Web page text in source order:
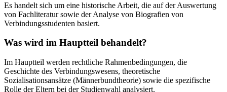
Es handelt sich um eine historische Arbeit, die auf der Auswertung
von Fachliteratur sowie der Analyse von Biografien von
Verbindungsstudenten basiert.
Was wird im Hauptteil behandelt?
Im Hauptteil werden rechtliche Rahmenbedingungen, die
Geschichte des Verbindungswesens, theoretische
Sozialisationsansätze (Männerbundtheorie) sowie die spezifische
Rolle der Eltern bei der Studienwahl analysiert.